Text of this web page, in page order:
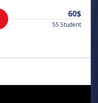
60$
55 Student